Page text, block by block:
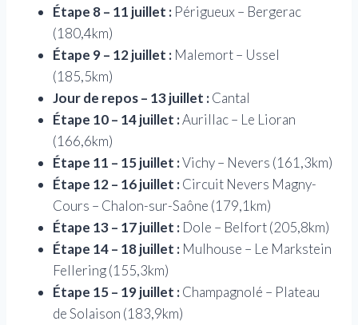
Étape 8 – 11 juillet : Périgueux – Bergerac
(180,4km)
Étape 9 – 12 juillet : Malemort – Ussel
(185,5km)
Jour de repos – 13 juillet :Cantal
Étape 10 – 14 juillet :Aurillac – Le Lioran
(166,6km)
Étape 11 – 15 juillet :Vichy – Nevers (161,3km)
Étape 12 – 16 juillet :Circuit Nevers Magny-
Cours – Chalon-sur-Saône (179,1km)
Étape 13 – 17 juillet : Dole – Belfort (205,8km)
Étape 14 – 18 juillet : Mulhouse – Le Markstein
Fellering (155,3km)
Étape 15 – 19 juillet :Champagnolé – Plateau
de Solaison (183,9km)